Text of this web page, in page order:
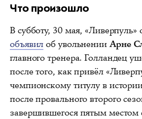
Что произошло
В субботу, 30 мая,
объявил об увольнении Арне
главного тренера. Голландец
после того, как привёл
чемпионскому титулу в
после провального второго
завершившегося пятым местом